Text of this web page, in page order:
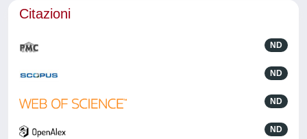
Citazioni
ND
ND
ND
ND